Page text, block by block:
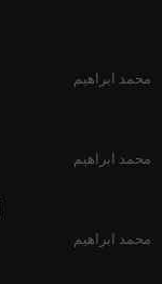
محمد ابراهيم
محمد ابراهيم
محمد ابراهيم